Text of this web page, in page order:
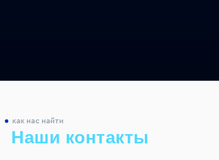
как нас найти
Наши контакты